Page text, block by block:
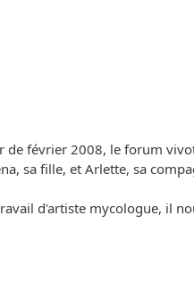
février 2008, le forum
sa fille, et Arlette, sa
d'artiste mycologue, il